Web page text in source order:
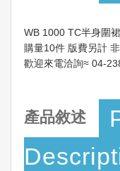
WB 1000 TC半身圍
購量10件 版費另計
歡迎來電洽詢≈ 04-
產品敘述